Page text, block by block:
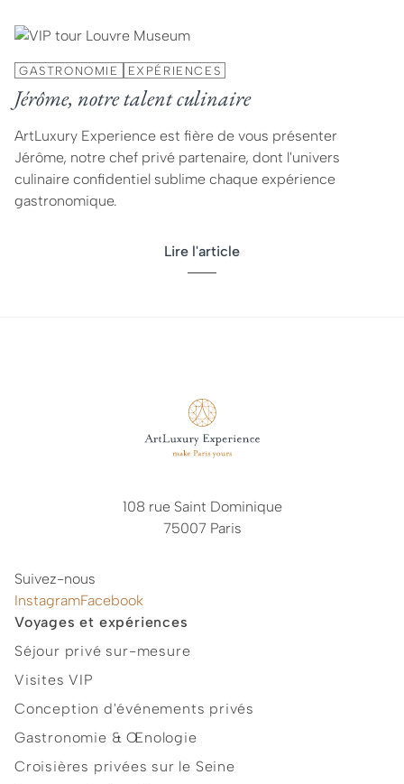
GASTRONOMIE EXPÉRIENCES
Jérôme, notre talent culinaire
ArtLuxury Experience est fière de vous présenter
Jérôme, notre chef privé partenaire, dont l'univers
culinaire confidentiel sublime chaque expérience
gastronomique.
Lire l'article
108 rue Saint Dominique
75007 Paris
Suivez-nous
InstagramFacebook
Voyages et expériences
Séjour privé sur-mesure
Visites VIP
Conception d'événements privés
Gastronomie & Œnologie
Croisières privées sur le Seine